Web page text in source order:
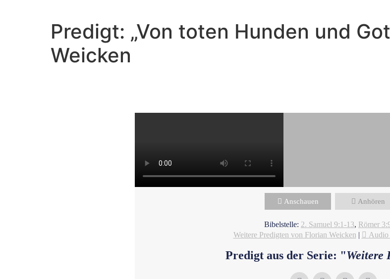
Predigt: „Von toten Hunden und
Weicken
Anschauen Anhören
Bibelstelle: 2. Samuel 9:1-13, Römer
Weitere Predigten von Florian Weicken | Audio
Predigt aus der Serie: "Weitere